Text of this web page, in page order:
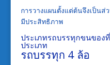
การวางแผนตั้งแต่ต้นจึงเป็น
มีประสิทธิภาพ
ประเภทรถบรรทุกขนของ
ประเภท
รถบรรทุก 4 ล้อ